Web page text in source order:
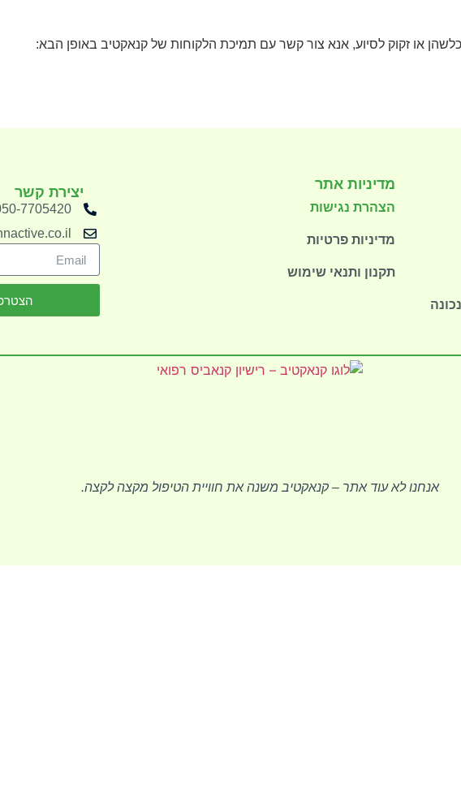
או זקוק לסיוע, אנא צור קשר עם תמיכת הלקוחות של קנאקטיב באופן הבא:
מדיניות אתר
הצהרת נגישות
מדיניות פרטיות
תקנון ותנאי שימוש
יצירת קשר
7705420
אנחנו לא עוד אתר – קנאקטיב משנה את חוויית הטיפול מקצה לקצה.